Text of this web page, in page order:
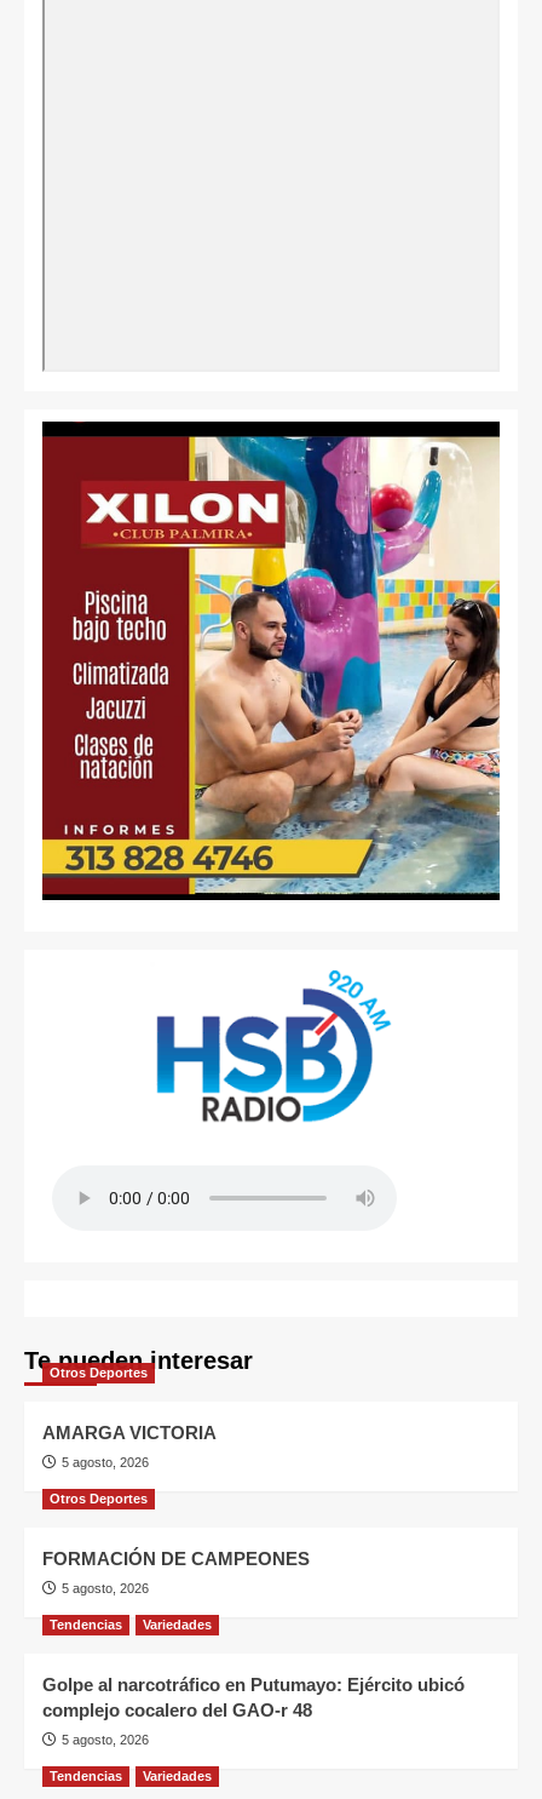
Te pueden interesar
Otros Deportes
AMARGA VICTORIA
5 agosto, 2026
Otros Deportes
FORMACIÓN DE CAMPEONES
5 agosto, 2026
Tendencias Variedades
Golpe al narcotráfico en Putumayo: Ejército ubicó
complejo cocalero del GAO-r 48
5 agosto, 2026
Tendencias Variedades